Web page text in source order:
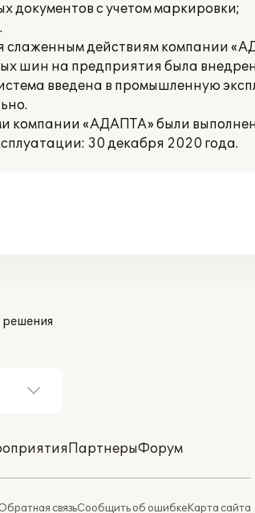
документов с учетом маркировки;
слаженным действиям компании
шин на предприятия была
введена в промышленную
компании «АДАПТА» были
30 декабря 2020 года.
ПартнерыФорум
связьСообщить об ошибкеКарта сайта